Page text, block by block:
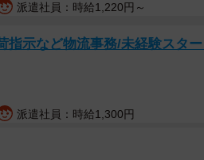
派遣社員：時給1,220円～
指示など物流事務/未経験スタ
派遣社員：時給1,300円